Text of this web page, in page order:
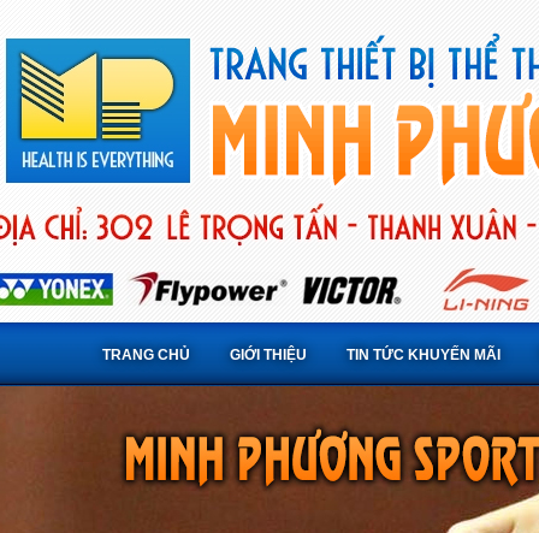
TRANG CHỦ GIỚI THIỆU TIN TỨC KHUYẾN MÃI